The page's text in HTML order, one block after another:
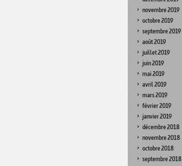
novembre 2019
octobre 2019
septembre 2019
août 2019
juillet 2019
juin 2019
mai 2019
avril 2019
mars 2019
février 2019
janvier 2019
décembre 2018
novembre 2018
octobre 2018
septembre 2018